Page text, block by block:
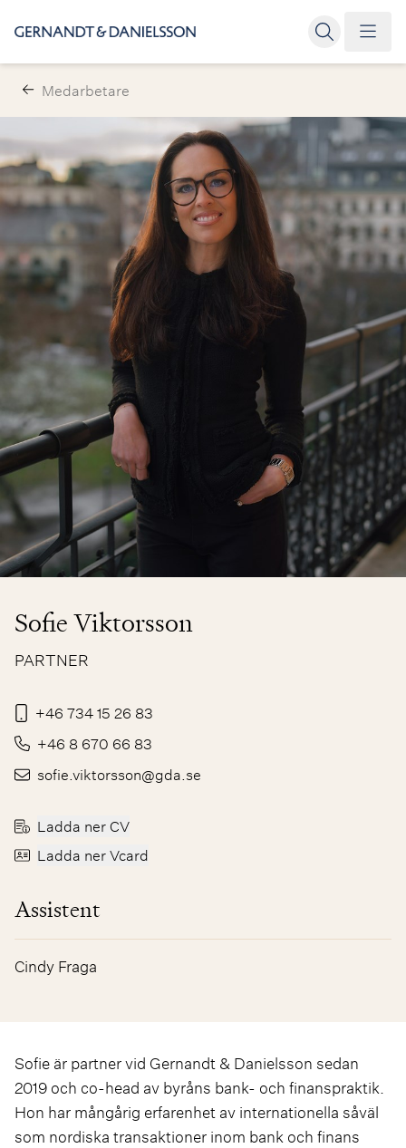
Medarbetare
Sofie Viktorsson
PARTNER
+46 734 15 26 83
+46 8 670 66 83
sofie.viktorsson@gda.se
Ladda ner CV
Ladda ner Vcard
Assistent
Cindy Fraga
Sofie är partner vid Gernandt & Danielsson sedan
2019 och co-head av byråns bank- och finanspraktik.
Hon har mångårig erfarenhet av internationella såväl
som nordiska transaktioner inom bank och finans